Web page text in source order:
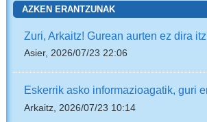
AZKEN ERANTZUNAK
Zuri, Arkaitz! Gurean aurten ez dira
Asier, 2026/07/23 22:06
Eskerrik asko informazioagatik, guri
Arkaitz, 2026/07/23 10:14